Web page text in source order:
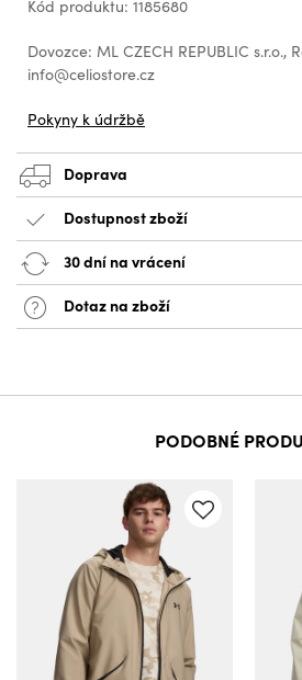
Kód produktu: 1185680
Dovozce: ML CZECH REPUBLIC s.r.o.,
info@celiostore.cz
Pokyny k údržbě
Doprava
Dostupnost zboží
30 dní na vrácení
Dotaz na zboží
PODOBNÉ